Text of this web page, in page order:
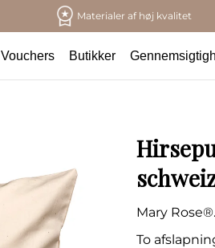
Materialer af høj kvalitet
Vouchers Butikker
Mary Rose®.
To